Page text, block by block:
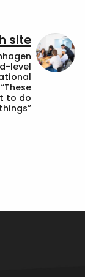
site
level
to do
things”